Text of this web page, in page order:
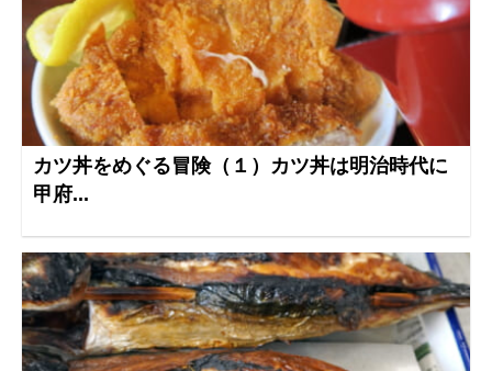
カツ丼をめぐる冒険（１）カツ丼は明治時代に
甲府...